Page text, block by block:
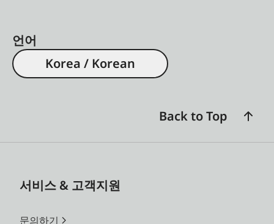
언어
Korea / Korean
Back to Top
서비스 & 고객지원
문의하기